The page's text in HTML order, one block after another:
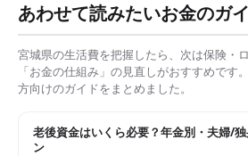
あわせて読みたいお金のガ
宮城県の生活費を把握したら、次は保険・
「お金の仕組み」の見直しがおすすめです
方向けのガイドをまとめました。
老後資金はいくら必要？年金別・夫婦/
ン